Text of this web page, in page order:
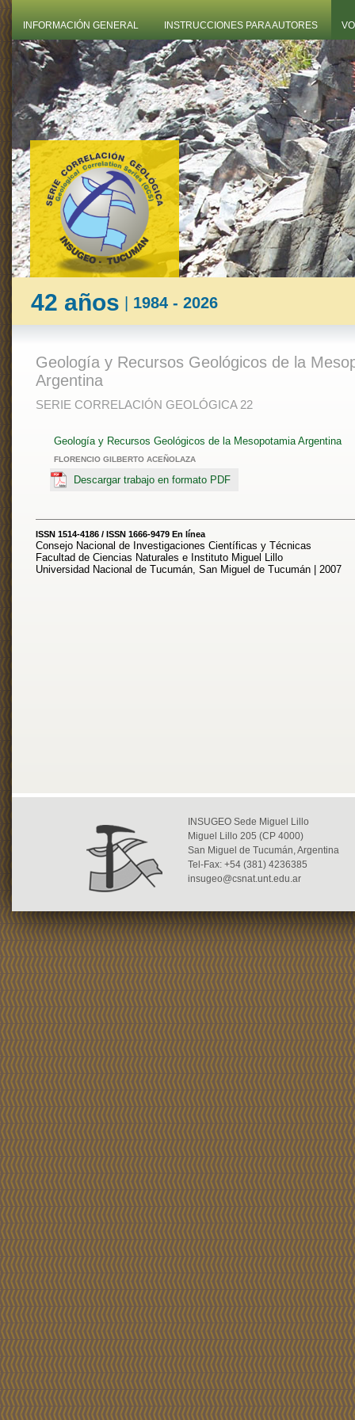
INFORMACIÓN GENERAL INSTRUCCIONES PARA AUTORES
42 años | 1984 - 2026
Geología y Recursos Geológicos de la
Argentina
SERIE CORRELACIÓN GEOLÓGICA 22
Geología y Recursos Geológicos de la Mesopotamia Argentina
FLORENCIO GILBERTO ACEÑOLAZA
Descargar trabajo en formato PDF
ISSN 1514-4186 / ISSN 1666-9479 En línea
Consejo Nacional de Investigaciones Científicas y Técnicas
Facultad de Ciencias Naturales e Instituto Miguel Lillo
Universidad Nacional de Tucumán, San Miguel de Tucumán | 2007
INSUGEO Sede Miguel Lillo
Miguel Lillo 205 (CP 4000)
San Miguel de Tucumán, Argentina
Tel-Fax: +54 (381) 4236385
insugeo@csnat.unt.edu.ar